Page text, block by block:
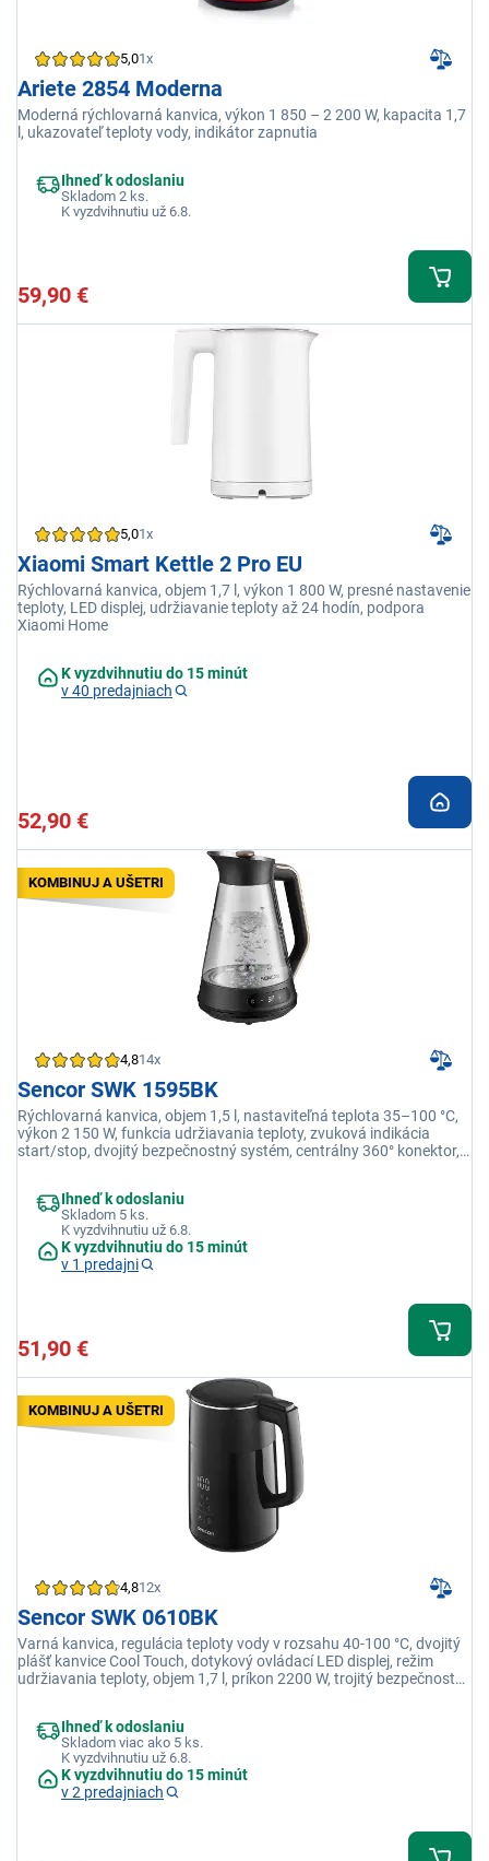
5,01x
Ariete 2854 Moderna
Moderná rýchlovarná kanvica, výkon 1 850 – 2 200 W, kapacita 1,7
l, ukazovateľ teploty vody, indikátor zapnutia
Ihneď k odoslaniu
Skladom 2 ks.
K vyzdvihnutiu už 6.8.
59,90 €
5,01x
Xiaomi Smart Kettle 2 Pro EU
Rýchlovarná kanvica, objem 1,7 l, výkon 1 800 W, presné nastavenie
teploty, LED displej, udržiavanie teploty až 24 hodín, podpora
Xiaomi Home
K vyzdvihnutiu do 15 minút
v 40 predajniach
52,90 €
KOMBINUJ A UŠETRI
4,814x
Sencor SWK 1595BK
Rýchlovarná kanvica, objem 1,5 l, nastaviteľná teplota 35–100 °C,
výkon 2 150 W, funkcia udržiavania teploty, zvuková indikácia
start/stop, dvojitý bezpečnostný systém, centrálny 360° konektor,
Ihneď k odoslaniu
Skladom 5 ks.
K vyzdvihnutiu už 6.8.
K vyzdvihnutiu do 15 minút
v 1 predajni
51,90 €
KOMBINUJ A UŠETRI
4,812x
Sencor SWK 0610BK
Varná kanvica, regulácia teploty vody v rozsahu 40-100 °C, dvojitý
plášť kanvice Cool Touch, dotykový ovládací LED displej, režim
udržiavania teploty, objem 1,7 l, príkon 2200 W, trojitý bezpečnostný
Ihneď k odoslaniu
Skladom viac ako 5 ks.
K vyzdvihnutiu už 6.8.
K vyzdvihnutiu do 15 minút
v 2 predajniach